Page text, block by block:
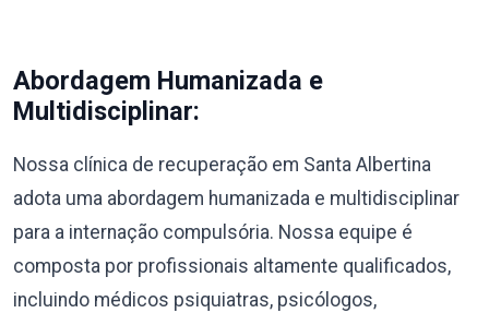
Abordagem Humanizada e
Multidisciplinar:
Nossa clínica de recuperação em Santa Albertina
adota uma abordagem humanizada e multidisciplinar
para a internação compulsória. Nossa equipe é
composta por profissionais altamente qualificados,
incluindo médicos psiquiatras, psicólogos,